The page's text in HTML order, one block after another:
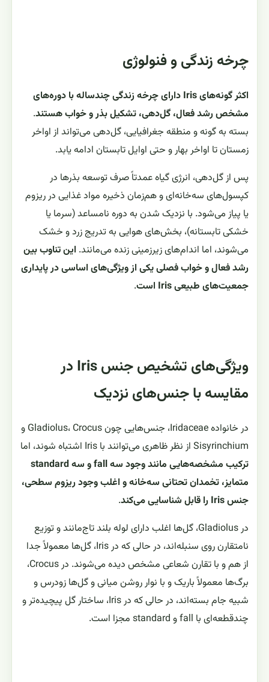
چرخه زندگی و فنولوژی
اکثر گونه‌های Iris دارای چرخه زندگی چندساله با دوره‌های
مشخص رشد فعال، گل‌دهی، تشکیل بذر و خواب هستند.
بسته به گونه و منطقه جغرافیایی، گل‌دهی می‌تواند از اواخر
زمستان تا اواخر بهار و حتی اوایل تابستان ادامه یابد.
پس از گل‌دهی، انرژی گیاه عمدتاً صرف توسعه بذرها در
کپسول‌های سه‌خانه‌ای و هم‌زمان ذخیره مواد غذایی در ریزوم
یا پیاز می‌شود. با نزدیک شدن به دوره نامساعد (سرما یا
خشکی تابستانه)، بخش‌های هوایی به تدریج زرد و خشک
می‌شوند، اما اندام‌های زیرزمینی زنده می‌مانند. این تناوب بین
رشد فعال و خواب فصلی یکی از ویژگی‌های اساسی در پایداری
جمعیت‌های طبیعی Iris است
.
ویژگی‌های تشخیص جنس Iris در
مقایسه با جنس‌های نزدیک
در خانواده Iridaceae، جنس‌هایی چون Gladiolus، Crocus و
Sisyrinchium از نظر ظاهری می‌توانند با Iris اشتباه شوند، اما
ترکیب مشخصه‌هایی مانند وجود سه fall و سه standard
متمایز، تخمدان تحتانی سه‌خانه و اغلب وجود ریزوم سطحی،
جنس Iris را قابل شناسایی می‌کند
.
در Gladiolus، گل‌ها اغلب دارای لوله بلند تاج‌مانند و توزیع
نامتقارن روی سنبله‌اند، در حالی که در Iris، گل‌ها معمولاً جدا
از هم و با تقارن شعاعی مشخص دیده می‌شوند. در Crocus،
برگ‌ها معمولاً باریک و با نوار روشن میانی و گل‌ها زودرس و
شبیه جام بسته‌اند، در حالی که در Iris، ساختار گل پیچیده‌تر و
چندقطعه‌ای با fall و standard مجزا است.